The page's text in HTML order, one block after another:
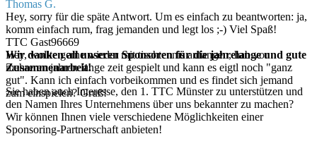
Thomas G.
Hey, sorry für die späte Antwort. Um es einfach zu beantworten: ja,
komm einfach rum, frag jemanden und legt los ;-) Viel Spaß!
TTC Gast96669
Hey, wollte gerne wieder mit tischtennis anfangen, hab vor
mehreren jahren lange zeit gespielt und kann es eigtl noch "ganz
gut". Kann ich einfach vorbeikommen und es findet sich jemand
zum einspielen? Gruß!
Wir danken all unseren Sponsoren für die jahrelange und gute
Zusammenarbeit!
Sie haben auch Interesse, den 1. TTC Münster zu unterstützen und
den Namen Ihres Unternehmens über uns bekannter zu machen?
Wir können Ihnen viele verschiedene Möglichkeiten einer
Sponsoring-Partnerschaft anbieten!